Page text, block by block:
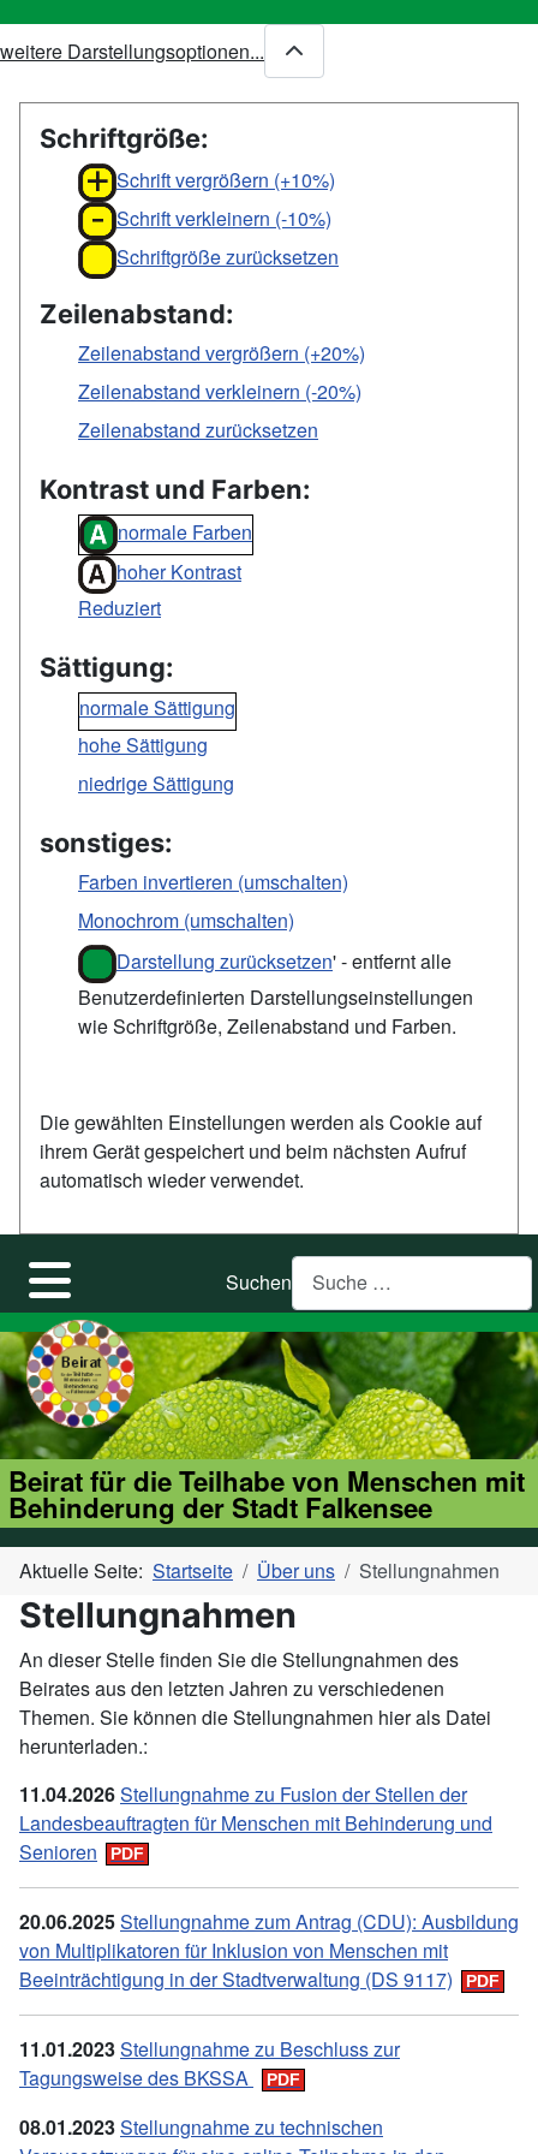
weitere Darstellungsoptionen...
Schriftgröße:
Schrift vergrößern (+10%)
Schrift verkleinern (-10%)
Schriftgröße zurücksetzen
Zeilenabstand:
Zeilenabstand vergrößern (+20%)
Zeilenabstand verkleinern (-20%)
Zeilenabstand zurücksetzen
Kontrast und Farben:
normale Farben
hoher Kontrast
Reduziert
Sättigung:
normale Sättigung
hohe Sättigung
niedrige Sättigung
sonstiges:
Farben invertieren (umschalten)
Monochrom (umschalten)
Darstellung zurücksetzen' - entfernt alle
Benutzerdefinierten Darstellungseinstellungen
wie Schriftgröße, Zeilenabstand und Farben.
Die gewählten Einstellungen werden als Cookie auf
ihrem Gerät gespeichert und beim nächsten Aufruf
automatisch wieder verwendet.
Suchen
Beirat für die Teilhabe von Menschen mit
Behinderung der Stadt Falkensee
Aktuelle Seite: Startseite Über uns Stellungnahmen
Stellungnahmen
An dieser Stelle finden Sie die Stellungnahmen des
Beirates aus den letzten Jahren zu verschiedenen
Themen. Sie können die Stellungnahmen hier als Datei
herunterladen.:
11.04.2026Stellungnahme zu Fusion der Stellen der
Landesbeauftragten für Menschen mit Behinderung und
Senioren
20.06.2025Stellungnahme zum Antrag (CDU): Ausbildung
von Multiplikatoren für Inklusion von Menschen mit
Beeinträchtigung in der Stadtverwaltung (DS 9117)
11.01.2023Stellungnahme zu Beschluss zur
Tagungsweise des BKSSA
08.01.2023Stellungnahme zu technischen